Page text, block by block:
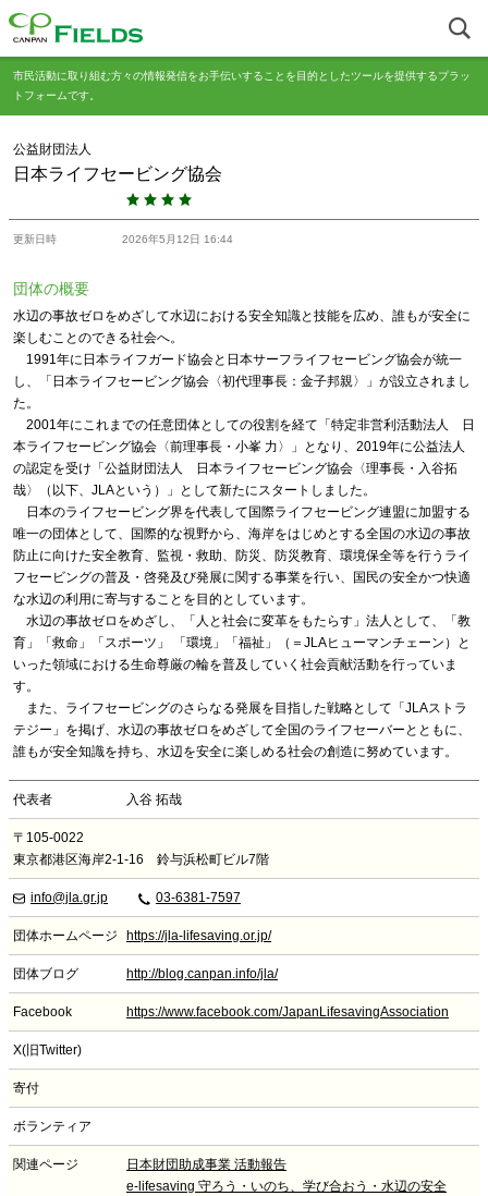
市民活動に取り組む方々の情報発信をお手伝いすることを目的としたツールを提供するプラッ
トフォームです。
公益財団法人
日本ライフセービング協会
更新日時 2026年5月12日 16:44
団体の概要
水辺の事故ゼロをめざして水辺における安全知識と技能を広め、誰もが安全に
楽しむことのできる社会へ。
1991年に日本ライフガード協会と日本サーフライフセービング協会が統一
し、「日本ライフセービング協会〈初代理事長：金子邦親〉」が設立されまし
た。
2001年にこれまでの任意団体としての役割を経て「特定非営利活動法人 日
本ライフセービング協会〈前理事長・小峯 力〉」となり、2019年に公益法人
の認定を受け「公益財団法人 日本ライフセービング協会〈理事長・入谷拓
哉〉（以下、JLAという）」として新たにスタートしました。
日本のライフセービング界を代表して国際ライフセービング連盟に加盟する
唯一の団体として、国際的な視野から、海岸をはじめとする全国の水辺の事故
防止に向けた安全教育、監視・救助、防災、防災教育、環境保全等を行うライ
フセービングの普及・啓発及び発展に関する事業を行い、国民の安全かつ快適
な水辺の利用に寄与することを目的としています。
水辺の事故ゼロをめざし、「人と社会に変革をもたらす」法人として、「教
育」「救命」「スポーツ」 「環境」「福祉」（＝JLAヒューマンチェーン）と
いった領域における生命尊厳の輪を普及していく社会貢献活動を行っていま
す。
また、ライフセービングのさらなる発展を目指した戦略として「JLAストラ
テジー」を掲げ、水辺の事故ゼロをめざして全国のライフセーバーとともに、
誰もが安全知識を持ち、水辺を安全に楽しめる社会の創造に努めています。
代表者 入谷 拓哉
〒105-0022
東京都港区海岸2-1-16 鈴与浜松町ビル7階
info@jla.gr.jp 03-6381-7597
団体ホームページ https://jla-lifesaving.or.jp/
団体ブログ http://blog.canpan.info/jla/
Facebook https://www.facebook.com/JapanLifesavingAssociation
X(旧Twitter)
寄付
ボランティア
関連ページ
日本財団助成事業 活動報告
e-lifesaving 守ろう・いのち、学び合おう・水辺の安全